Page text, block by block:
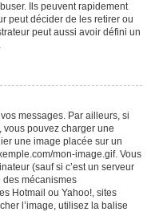
Ils peuvent rapidement
peut décider de les retirer ou
peut aussi avoir défini un
messages. Par ailleurs, si
vous pouvez charger une
une image placée sur un
mon-image.gif. Vous
(sauf si c’est un serveur
mécanismes
Hotmail ou Yahoo!, sites
l’image, utilisez la balise